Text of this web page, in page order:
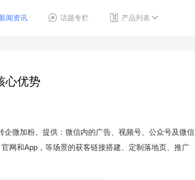
新闻资讯 话题专栏 产品列表
心优势
微加粉。提供：微信内的广告、视频号、公众号及微信
网和App，等场景的获客链接搭建、定制落地页、推广